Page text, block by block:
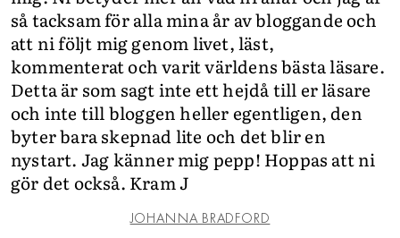
så tacksam för alla mina år av bloggande och
att ni följt mig genom livet, läst,
kommenterat och varit världens bästa läsare.
Detta är som sagt inte ett hejdå till er läsare
och inte till bloggen heller egentligen, den
byter bara skepnad lite och det blir en
nystart. Jag känner mig pepp! Hoppas att ni
gör det också. Kram J
JOHANNA BRADFORD